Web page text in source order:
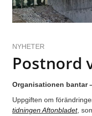
NYHETER
Postnord
Organisationen bantar
Uppgiften om
tidningen Aftonbladet,